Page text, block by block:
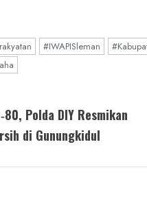
#IWAPISleman
Polda DIY Resmikan
di Gunungkidul